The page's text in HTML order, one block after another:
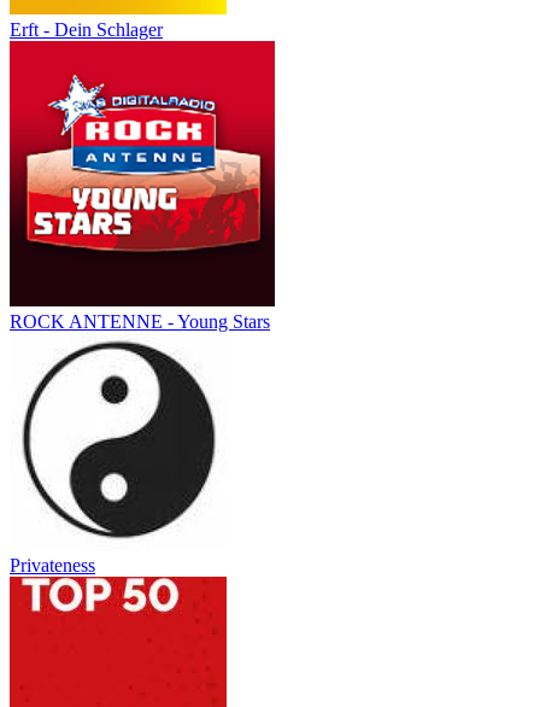
Erft - Dein Schlager
ROCK ANTENNE - Young Stars
Privateness